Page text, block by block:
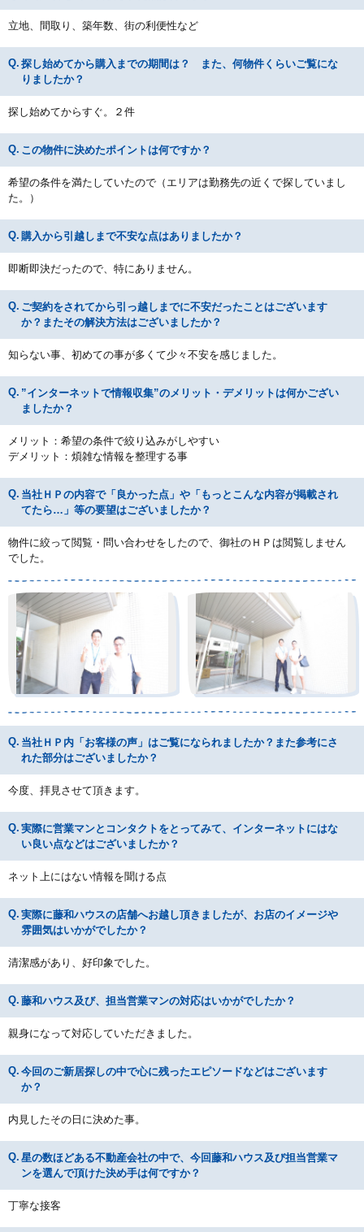
立地、間取り、築年数、街の利便性など
探し始めてから購入までの期間は？ また、何物件くらいご覧にな
りましたか？
探し始めてからすぐ。２件
この物件に決めたポイントは何ですか？
希望の条件を満たしていたので（エリアは勤務先の近くで探していまし
た。）
購入から引越しまで不安な点はありましたか？
即断即決だったので、特にありません。
ご契約をされてから引っ越しまでに不安だったことはございます
か？またその解決方法はございましたか？
知らない事、初めての事が多くて少々不安を感じました。
”インターネットで情報収集”のメリット・デメリットは何かござい
ましたか？
メリット：希望の条件で絞り込みがしやすい
デメリット：煩雑な情報を整理する事
当社ＨＰの内容で「良かった点」や「もっとこんな内容が掲載され
てたら…」等の要望はございましたか？
物件に絞って閲覧・問い合わせをしたので、御社のＨＰは閲覧しません
でした。
当社ＨＰ内「お客様の声」はご覧になられましたか？また参考にさ
れた部分はございましたか？
今度、拝見させて頂きます。
実際に営業マンとコンタクトをとってみて、インターネットにはな
い良い点などはございましたか？
ネット上にはない情報を聞ける点
実際に藤和ハウスの店舗へお越し頂きましたが、お店のイメージや
雰囲気はいかがでしたか？
清潔感があり、好印象でした。
藤和ハウス及び、担当営業マンの対応はいかがでしたか？
親身になって対応していただきました。
今回のご新居探しの中で心に残ったエピソードなどはございます
か？
内見したその日に決めた事。
星の数ほどある不動産会社の中で、今回藤和ハウス及び担当営業マ
ンを選んで頂けた決め手は何ですか？
丁寧な接客